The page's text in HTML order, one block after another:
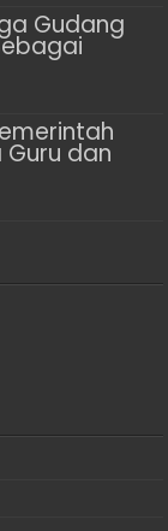
Gudang
Guru dan